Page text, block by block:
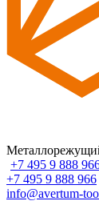
+7 495 9 888
+7 495 9 888 966
info@avertum-